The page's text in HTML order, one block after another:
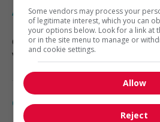
Associe,service a la
Golden, BC
Vente, achat et service à la
Caissier
Some vendors may process your
of legitimate interest, which you can
your options below. Look for a link at
or in the site menu to manage or
and cookie settings.
Allow
Reject